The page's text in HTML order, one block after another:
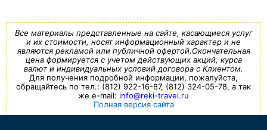
Все материалы представленные на сайте, касающиеся услуг
и их стоимости, носят информационный характер и не
являются рекламой или публичной офертой.Окончательная
цена формируется с учетом действующих акций, курса
валют и индивидуальных условий договора с Клиентом.
Для получения подробной информации, пожалуйста,
обращайтесь по тел.: (812) 922-16-87, (812) 324-05-78, а так
же e-mail: info@reki-travel.ru
Полная версия сайта